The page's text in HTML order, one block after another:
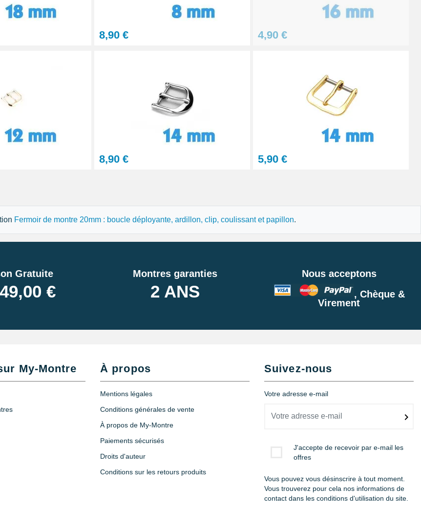
Ajouter au panier
+ 1 Pointeau de pose
Ajouter au panier
Ajouter au panier
Ajouter au panier
Ajouter au panier
8,90 € 4,90 €
8,90 € 5,90 €
Fermoir de montre 20mm : boucle déployante, ardillon, clip, coulissant et papillon.
Gratuite
€
Montres garanties
2 ANS
Nous acceptons
, Chèque &
Virement
My-Montre À propos
Mentions légales
Conditions générales de vente
À propos de My-Montre
Paiements sécurisés
Droits d'auteur
Conditions sur les retours produits
Suivez-nous
Votre adresse e-mail
J'accepte de recevoir par e-mail les
offres
Vous pouvez vous désinscrire à tout moment.
Vous trouverez pour cela nos informations de
contact dans les conditions d'utilisation du site.